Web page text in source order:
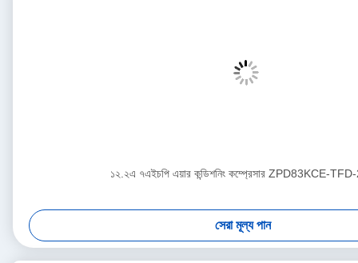
১২.২এ ৭এইচপি এয়ার কন্ডিশনিং কম্প্রেসার ZPD83KCE-
সেরা মূল্য পান